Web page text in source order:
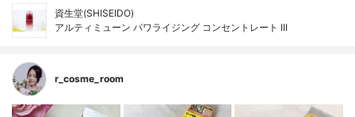
資生堂(SHISEIDO)
アルティミューン パワライジング コンセントレート III
r_cosme_room